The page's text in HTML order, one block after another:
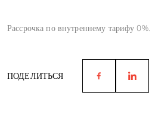
Рассрочка по внутреннему тарифу 0%.
ПОДЕЛИТЬСЯ